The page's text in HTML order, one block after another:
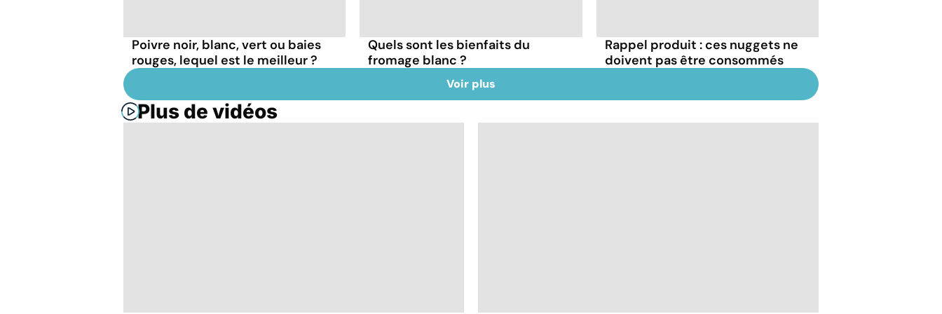
Poivre noir, blanc, vert ou baies
rouges, lequel est le meilleur ?
Quels sont les bienfaits du
fromage blanc ?
Rappel produit : ces nuggets ne
doivent pas être consommés
Voir plus
Plus de vidéos